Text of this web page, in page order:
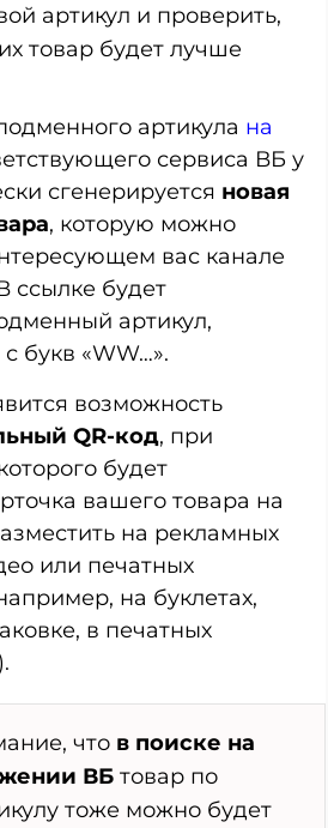
артикул и проверить,
товар будет лучше
артикула на
сервиса ВБ у
сгенерируется новая
, которую можно
вас канале
ссылке будет
артикул,
букв «WW…».
возможность
QR-код, при
будет
вашего товара на
на рекламных
или печатных
на буклетах,
в печатных
что в поиске на
ВБ товар по
тоже можно будет